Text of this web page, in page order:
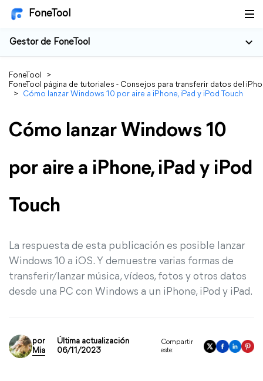
FoneTool
Gestor de FoneTool
FoneTool
>
FoneTool página de tutoriales - Consejos para transferir datos del
> Cómo lanzar Windows 10 por aire a iPhone, iPad y iPod Touch
Cómo lanzar Windows 10
por aire a iPhone, iPad y iPod
Touch
La respuesta de esta publicación es posible lanzar
Windows 10 a iOS. Y demuestre varias formas de
transferir/lanzar música, vídeos, fotos y otros datos
desde una PC con Windows a un iPhone, iPod y iPad.
por
Mia
Última actualización
06/11/2023
Compartir
este: